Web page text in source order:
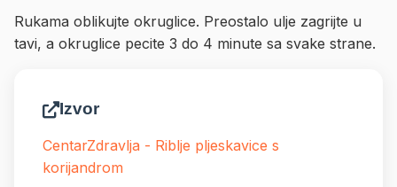
Rukama oblikujte okruglice. Preostalo ulje zagrijte u
tavi, a okruglice pecite 3 do 4 minute sa svake strane.
Izvor
CentarZdravlja - Riblje pljeskavice s
korijandrom